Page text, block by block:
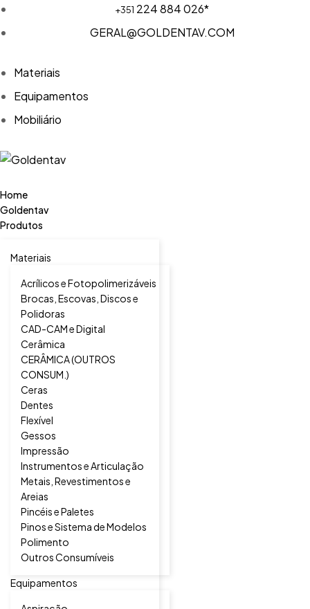
+351 224 884 026*
GERAL@GOLDENTAV.COM
Materiais
Equipamentos
Mobiliário
Home
Goldentav
Produtos
Materiais
Acrílicos e Fotopolimerizáveis
Brocas, Escovas, Discos e
Polidoras
CAD-CAM e Digital
Cerâmica
CERÂMICA (OUTROS
CONSUM.)
Ceras
Dentes
Flexível
Gessos
Impressão
Instrumentos e Articulação
Metais, Revestimentos e
Areias
Pincéis e Paletes
Pinos e Sistema de Modelos
Polimento
Outros Consumíveis
Equipamentos